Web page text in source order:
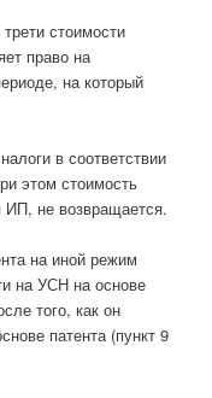
стоимости
право на
на который
в соответствии
этом стоимость
ИП, не возвращается.
на иной режим
на УСН на основе
того, как он
патента (пункт 9